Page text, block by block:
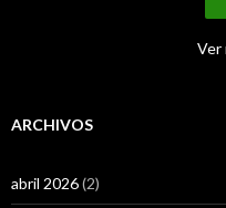
Ver
ARCHIVOS
abril 2026(2)